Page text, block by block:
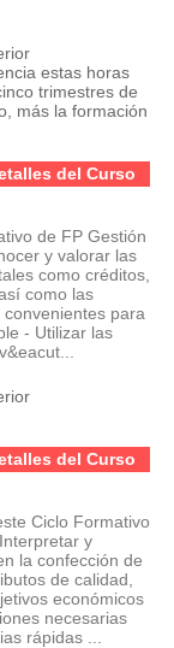
estas horas
trimestres de
más la formación
del Curso
de FP Gestión
y valorar las
como créditos,
como las
para
- Utilizar las
del Curso
Ciclo Formativo
y
la confección de
de calidad,
económicos
necesarias
rápidas ...